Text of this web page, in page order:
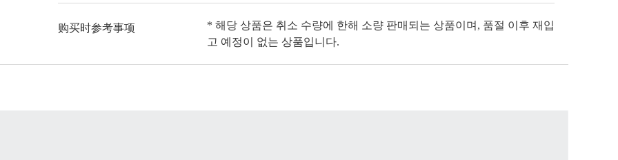
购买时参考事项
* 해당 상품은 취소 수량에 한해 소량 판매되는 상품이며, 품절 이후 재입
고 예정이 없는 상품입니다.